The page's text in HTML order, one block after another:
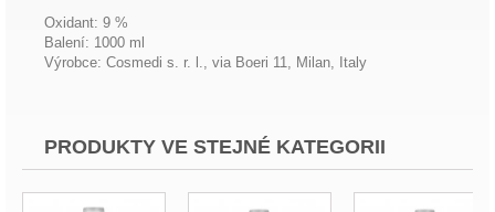
Oxidant: 9 %
Balení: 1000 ml
Výrobce: Cosmedi s. r. l., via Boeri 11, Milan, Italy
PRODUKTY VE STEJNÉ KATEGORII